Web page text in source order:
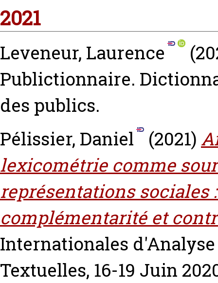
2021
Leveneur, Laurence
Publictionnaire.
des publics.
Pélissier, Daniel
(2021)
lexicométrie comme
représentations sociales
complémentarité et
Internationales
Textuelles, 16-19 Juin